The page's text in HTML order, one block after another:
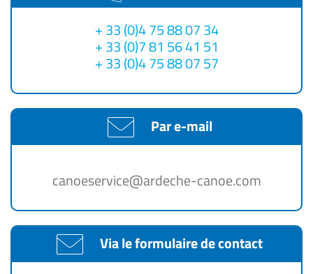
+ 33 (0)4 75 88 07 34
+ 33 (0)7 81 56 41 51
+ 33 (0)4 75 88 07 57
Par e-mail
canoeservice@ardeche-canoe.com
Via le formulaire de contact